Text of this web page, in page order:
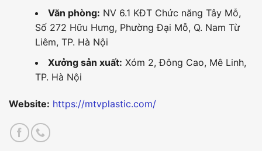
Văn phòng: NV 6.1 KĐT Chức năng Tây Mỗ,
Số 272 Hữu Hưng, Phường Đại Mỗ, Q. Nam Từ
Liêm, TP. Hà Nội
Xưởng sản xuất: Xóm 2, Đông Cao, Mê Linh,
TP. Hà Nội
Website: https://mtvplastic.com/